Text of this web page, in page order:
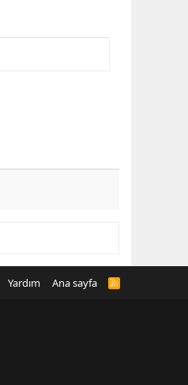
Yardım Ana sayfa
R